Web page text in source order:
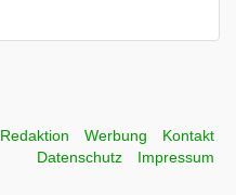
Redaktion Werbung
Kontakt
Datenschutz
Impressum